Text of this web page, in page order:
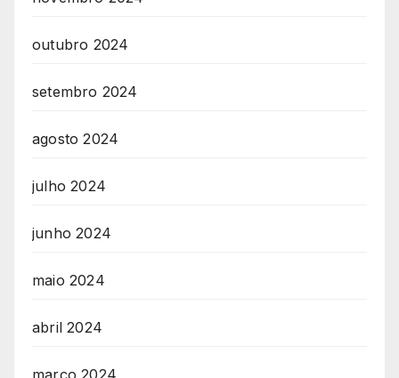
outubro 2024
setembro 2024
agosto 2024
julho 2024
junho 2024
maio 2024
abril 2024
março 2024